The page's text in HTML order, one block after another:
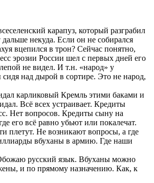
карапуз, который разграбил
некуда. Если он не собирался
вцепился в трон? Сейчас понятно,
эрозии России шел с первых дней его
не видел. И т.н. «народ» у
над дырой в сортире. Это не народ,
карликовый Кремль этими баками и
Всё всех устраивает. Кредиты
Нет вопросов. Кредиты сыну на
его всё равно убьют или покалечат.
плетут. Не возникают вопросы, а где
вбуханы в армию. Где наши
русский язык. Вбуханы можно
и по прямому назначению. Как, к